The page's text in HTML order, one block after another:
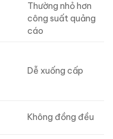
Thường nhỏ hơn
công suất quảng
cáo
Dễ xuống cấp
Không đồng đều